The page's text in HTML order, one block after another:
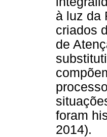
à luz da
criados
de
foram
2014).